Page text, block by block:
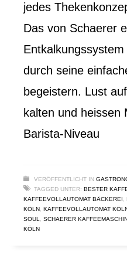
jedes
Das von Schaerer
Entkalkungssystem
durch seine
begeistern. Lust
kalten und heissen
Barista-Niveau
VERÖFFENTLICHT IN
TAGGED UNTER: BESTER
KAFFEEVOLLAUTOMAT BÄCKEREI,
KÖLN, KAFFEEVOLLAUTOMAT
SOUL, SCHAERER
KÖLN